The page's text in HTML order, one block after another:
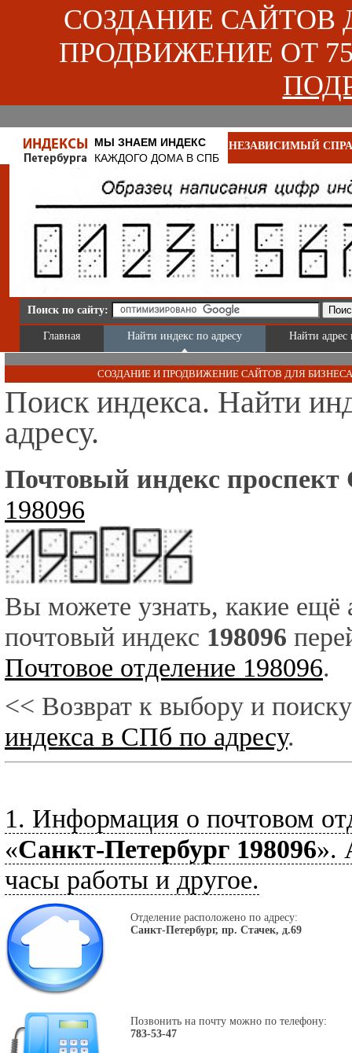
СОЗДАНИЕ САЙТОВ
ПРОДВИЖЕНИЕ ОТ
МЫ ЗНАЕМ ИНДЕКС
КАЖДОГО ДОМА В СПБ
НЕЗАВИСИМЫЙ
Поиск по сайту:
Главная Найти индекс по адресу Найти адрес
СОЗДАНИЕ И ПРОДВИЖЕНИЕ САЙТОВ ДЛЯ
Поиск индекса. Найти
адресу.
Почтовый индекс проспект
198096
Вы можете узнать, какие ещё
почтовый индекс 198096
Почтовое отделение 198096.
<< Возврат к выбору и
индекса в СПб по адресу.
1. Информация о почтовом
«Санкт-Петербург 198096».
часы работы и другое.
Отделение расположено по адресу:
Санкт-Петербург, пр. Стачек, д.69
Позвонить на почту можно по телефону:
783-53-47